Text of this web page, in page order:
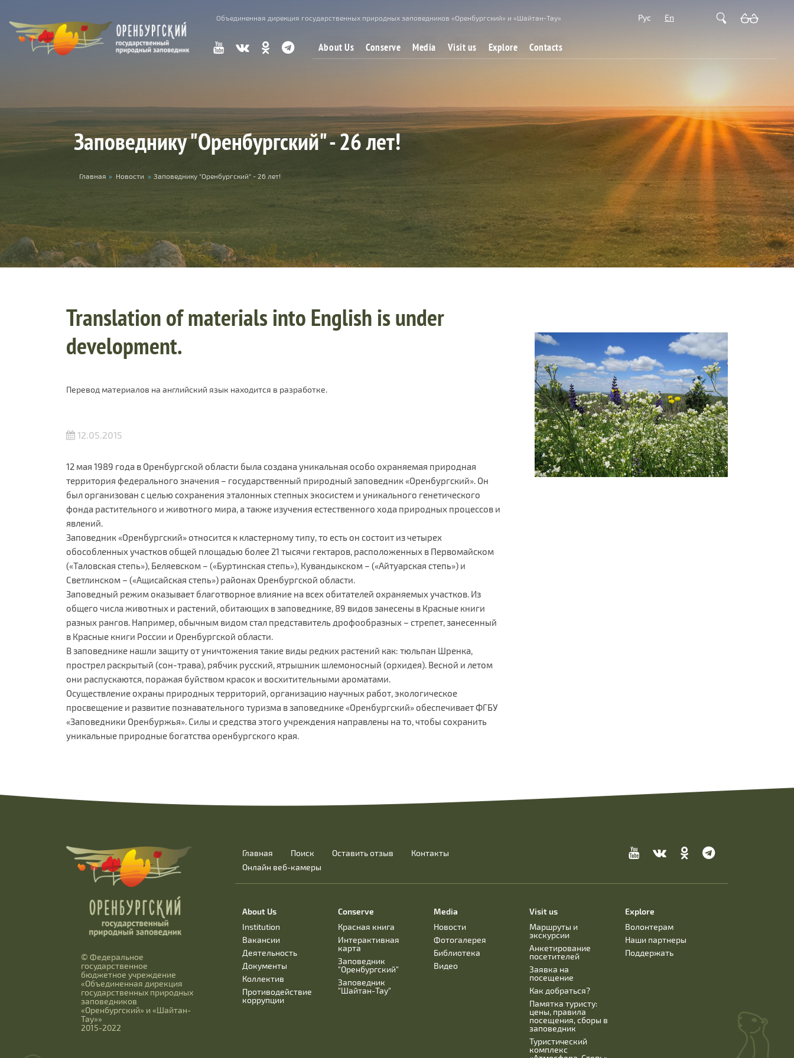
Объединенная дирекция государственных природных заповедников «Оренбургский» и «Шайтан-Тау» Рус En
About Us Conserve Media Visit us Explore Contacts
Заповеднику "Оренбургский" - 26 лет!
You are here
Главная » Новости » Заповеднику "Оренбургский" - 26 лет!
Translation of materials into English is under
development.
Перевод материалов на английский язык находится в разработке.
12.05.2015
12 мая 1989 года в Оренбургской области была создана уникальная особо охраняемая природная
территория федерального значения – государственный природный заповедник «Оренбургский». Он
был организован с целью сохранения эталонных степных экосистем и уникального генетического
фонда растительного и животного мира, а также изучения естественного хода природных процессов и
явлений.
Заповедник «Оренбургский» относится к кластерному типу, то есть он состоит из четырех
обособленных участков общей площадью более 21 тысячи гектаров, расположенных в Первомайском
(«Таловская степь»), Беляевском – («Буртинская степь»), Кувандыкском – («Айтуарская степь») и
Светлинском – («Ащисайская степь») районах Оренбургской области.
Заповедный режим оказывает благотворное влияние на всех обитателей охраняемых участков. Из
общего числа животных и растений, обитающих в заповеднике, 89 видов занесены в Красные книги
разных рангов. Например, обычным видом стал представитель дрофообразных – стрепет, занесенный
в Красные книги России и Оренбургской области.
В заповеднике нашли защиту от уничтожения такие виды редких растений как: тюльпан Шренка,
прострел раскрытый (сон-трава), рябчик русский, ятрышник шлемоносный (орхидея). Весной и летом
они распускаются, поражая буйством красок и восхитительными ароматами.
Осуществление охраны природных территорий, организацию научных работ, экологическое
просвещение и развитие познавательного туризма в заповеднике «Оренбургский» обеспечивает ФГБУ
«Заповедники Оренбуржья». Силы и средства этого учреждения направлены на то, чтобы сохранить
уникальные природные богатства оренбургского края.
© Федеральное
государственное
бюджетное учреждение
«Объединенная дирекция
государственных природных
заповедников
«Оренбургский» и «Шайтан-
Тау»»
2015-2022
Главная Поиск Оставить отзыв
Контакты
Онлайн веб-камеры
About Us
Institution
Вакансии
Деятельность
Документы
Коллектив
Противодействие
коррупции
Conserve
Красная книга
Интерактивная
карта
Заповедник
"Оренбургский"
Заповедник
"Шайтан-Тау"
Media
Новости
Фотогалерея
Библиотека
Видео
Visit us
Маршруты и
экскурсии
Анкетирование
посетителей
Заявка на
посещение
Как добраться?
Памятка туристу:
цены, правила
посещения, сборы в
заповедник
Туристический
комплекс
Explore
Волонтерам
Наши партнеры
Поддержать